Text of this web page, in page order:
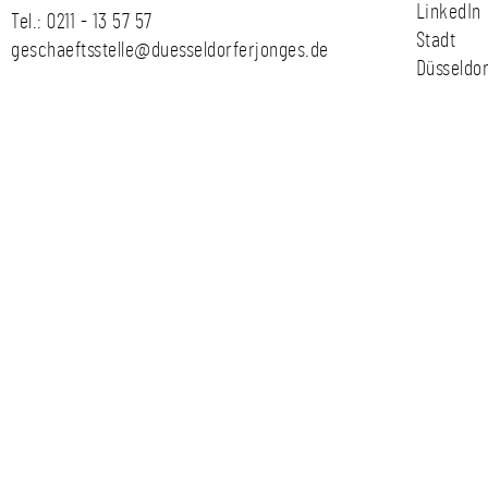
Tel.: 0211 - 13 57 57
geschaeftsstelle@duesseldorferjonges.de
LinkedIn
Stadt